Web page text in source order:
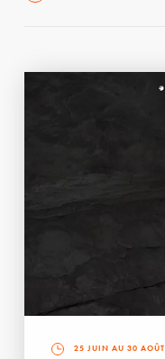
25 JUIN AU 30 AOÛT